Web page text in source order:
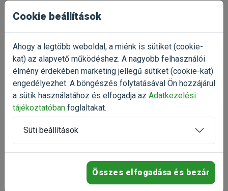
érdekelnek
-20%
KONG Extreme Large 13-30kg
kutyajáték nagytestű kutyáknak
extrém rágásnak is ellenálló
Raktáron
5 552 Ft 6 940 Ft
Cookie beállítások
Ahogy a legtöbb weboldal, a miénk is sütiket (cookie-
kat) az alapvető működéshez. A nagyobb felhasználói
élmény érdekében marketing jellegű sütiket (cookie-kat)
engedélyezhet. A böngészés folytatásával Ön hozzájárul
a sütik használatához és elfogadja az Adatkezelési
tájékoztatóban foglaltakat.
Süti beállítások
Összes elfogadása és bezár